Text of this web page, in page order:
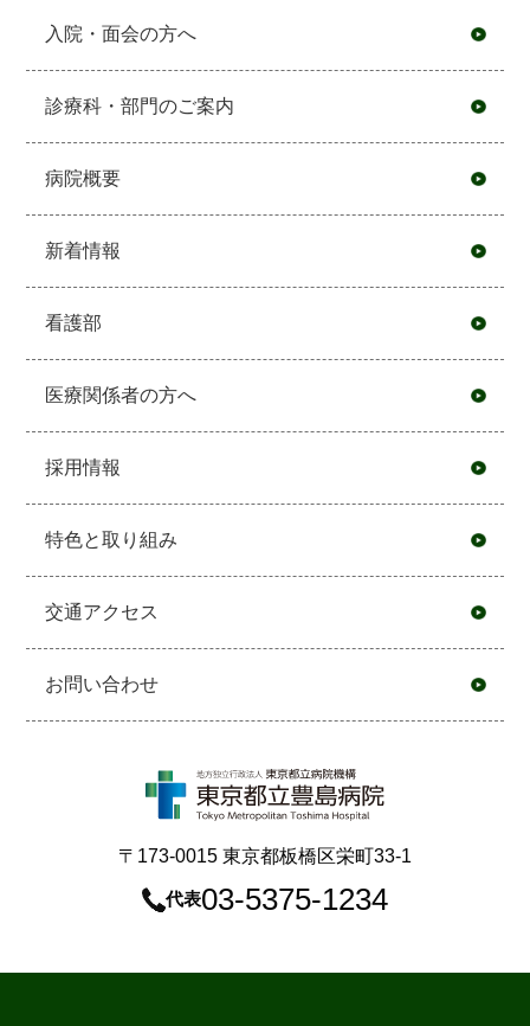
入院・面会の方へ
診療科・部門のご案内
病院概要
新着情報
看護部
医療関係者の方へ
採用情報
特色と取り組み
交通アクセス
お問い合わせ
〒173-0015 東京都板橋区栄町33-1
代表03-5375-1234